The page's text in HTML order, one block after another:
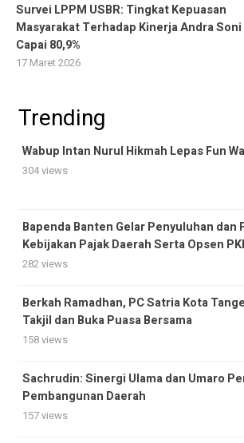
Survei LPPM USBR: Tingkat Kepuasan
Masyarakat Terhadap Kinerja Andra Soni
Capai 80,9%
17 Maret 2026
Trending
Wabup Intan Nurul Hikmah Lepas Fun
304 views
Bapenda Banten Gelar Penyuluhan dan
Kebijakan Pajak Daerah Serta Opsen
282 views
Berkah Ramadhan, PC Satria Kota
Takjil dan Buka Puasa Bersama
158 views
Sachrudin: Sinergi Ulama dan Umaro
Pembangunan Daerah
157 views